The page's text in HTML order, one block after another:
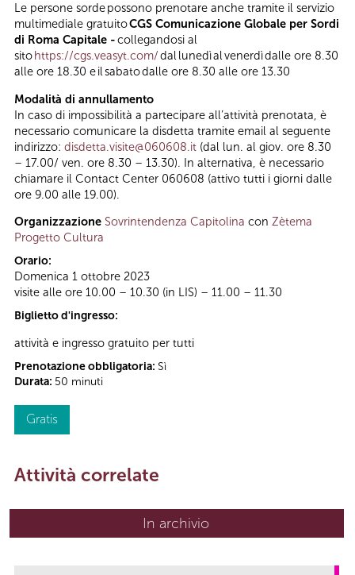
Le persone sorde possono prenotare anche tramite il servizio
multimediale gratuitoCGS Comunicazione Globale per Sordi
di Roma Capitale -collegandosi al
sito https://cgs.veasyt.com/dal lunedì al venerdì dalle ore 8.30
alle ore 18.30 e il sabato dalle ore 8.30 alle ore 13.30
Modalità di annullamento
In caso di impossibilità a partecipare all’attività prenotata, è
necessario comunicare la disdetta tramite email al seguente
indirizzo: disdetta.visite@060608.it (dal lun. al giov. ore 8.30
– 17.00/ ven. ore 8.30 – 13.30). In alternativa, è necessario
chiamare il Contact Center 060608 (attivo tutti i giorni dalle
ore 9.00 alle 19.00).
Organizzazione Sovrintendenza Capitolina con Zètema
Progetto Cultura
Orario:
Domenica 1 ottobre 2023
visite alle ore 10.00 – 10.30 (in LIS) – 11.00 – 11.30
Biglietto d'ingresso:
attività e ingresso gratuito per tutti
Prenotazione obbligatoria: Sì
Durata: 50 minuti
Gratis
Attività correlate
In archivio